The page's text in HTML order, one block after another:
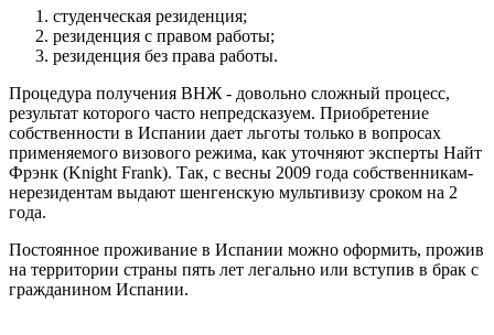
студенческая резиденция;
резиденция с правом работы;
резиденция без права работы.
Процедура получения ВНЖ - довольно сложный процесс,
результат которого часто непредсказуем. Приобретение
собственности в Испании дает льготы только в вопросах
применяемого визового режима, как уточняют эксперты Найт
Фрэнк (Knight Frank). Так, с весны 2009 года собственникам-
нерезидентам выдают шенгенскую мультивизу сроком на 2
года.
Постоянное проживание в Испании можно оформить, прожив
на территории страны пять лет легально или вступив в брак с
гражданином Испании.